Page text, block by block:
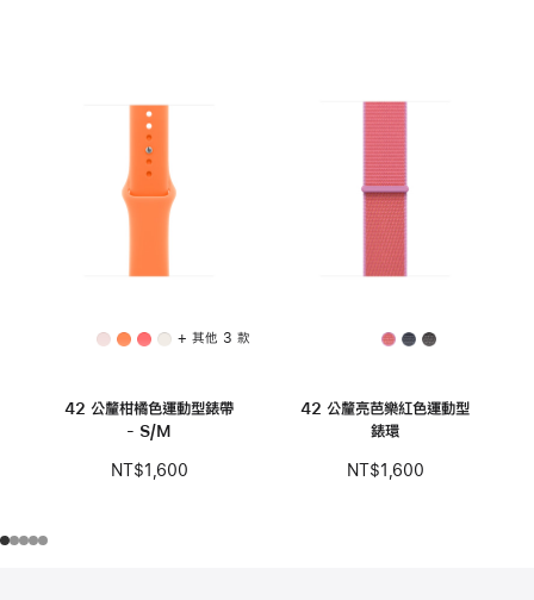
+ 其他 3 款
42 公釐柑橘色運動型錶帶
- S/M
NT$1,600
42 公釐亮芭樂紅色運動型
錶環
NT$1,600